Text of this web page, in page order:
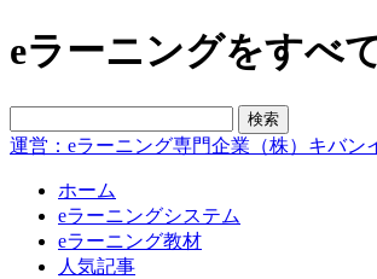
eラーニングをすべ
運営：eラーニング専門企業（株）キバン
ホーム
eラーニングシステム
eラーニング教材
人気記事